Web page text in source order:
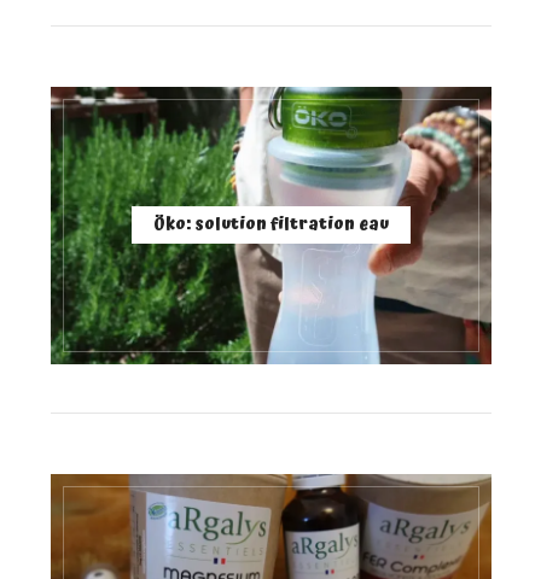
Öko: solution filtration eau